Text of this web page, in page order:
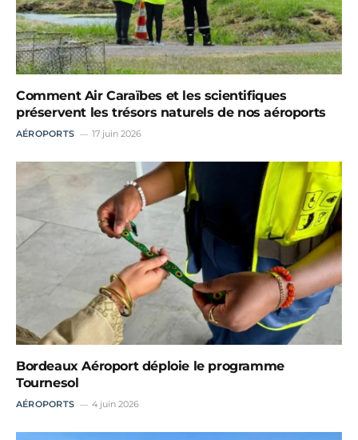
Comment Air Caraïbes et les scientifiques
préservent les trésors naturels de nos aéroports
AÉROPORTS 17 juin 2026
Bordeaux Aéroport déploie le programme
Tournesol
AÉROPORTS 4 juin 2026